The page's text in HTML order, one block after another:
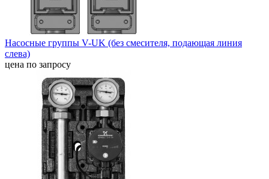
Насосные группы V-UK (без смесителя, подающая линия
слева)
цена по запросу